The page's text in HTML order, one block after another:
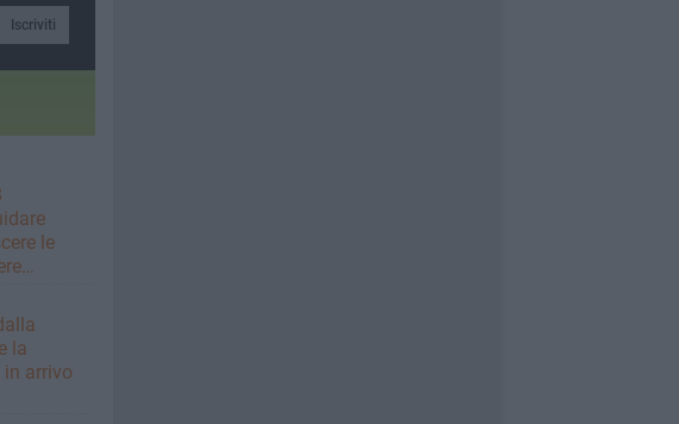
BAT nel
Iscriviti
le
la
arrivo